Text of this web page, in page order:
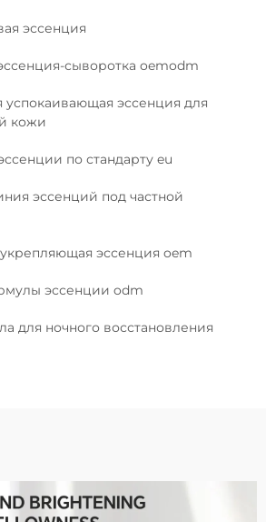
эссенция
сыворотка oemodm
успокаивающая эссенция для
кожи
по стандарту eu
эссенций под частной
укрепляющая эссенция oem
эссенции odm
для ночного восстановления